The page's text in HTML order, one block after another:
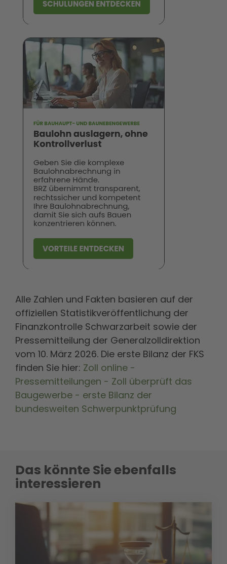
Alle Zahlen und Fakten basieren auf der
offiziellen Statistikveröffentlichung der
Finanzkontrolle Schwarzarbeit sowie der
Pressemitteilung der Generalzolldirektion
vom 10. März 2026. Die erste Bilanz der FKS
finden Sie hier: Zoll online -
Pressemitteilungen - Zoll überprüft das
Baugewerbe - erste Bilanz der
bundesweiten Schwerpunktprüfung
Das könnte Sie ebenfalls
interessieren